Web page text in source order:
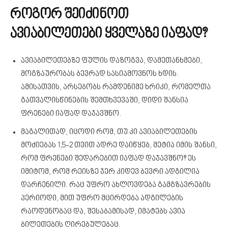
როგორ შეიძინოთ
ავიაბილეთები ყველაზე იაფად?
ავიაბილეთებზე ფულის დაზოგვა, დამეთანხმები,
მოგზაურობას ბევრად სასიამოვნოს ხდის.
ამისათვის, არსებობს რამდენიმე ხრიკი, რომელთა
გათვალისწინების შემთხვევაში, დიდი შანსია
ფრენები იაფად დაჯავშნო.
მაგალითად, იცოდი რომ, თუ კი ავიაბილეთების
მოძიებას 1,5-2 თვით ადრე დაიწყებ, მეტია იმის შანსი,
რომ ფრენები შედარებით იაფად დაჯავშნო? ეს
იმიტომ, რომ რეისზე ჯერ კიდევ ბევრი ადგილია
დარჩენილი. რაც უფრო ახლოვდება გამგზავრების
პერიოდი, მით უფრო მცირდება ადგილების
რაოდენობაც და, შესაბამისად, იმატებს ავია
ბილეთების ღირებულებაც.